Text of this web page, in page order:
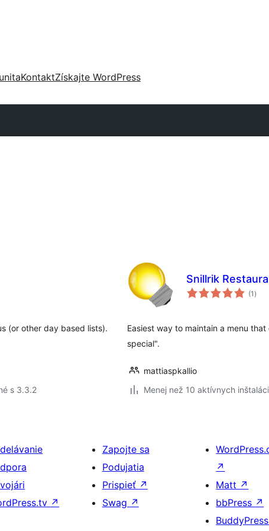
KontaktZískajte WordPress
(or other day based lists).
s 3.3.2
Snillrik
(1 )
Easiest way to maintain a menu
special".
mattiaspkallio
Menej než 10 aktívnych
↗
Zapojte sa
Podujatia
Prispieť ↗
Swag ↗
↗
Matt ↗
bbPress ↗
BuddyPress